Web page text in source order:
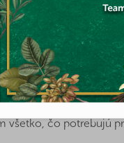
Značka
množstvo
a ďalších
všetko, čo potrebujú